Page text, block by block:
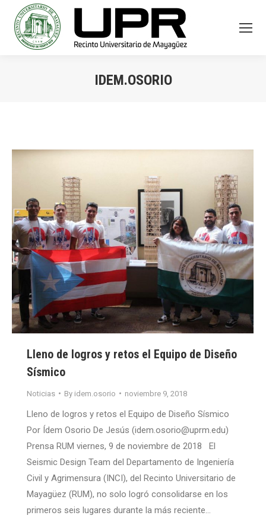
IDEM.OSORIO
Lleno de logros y retos el Equipo de Diseño
Sísmico
Noticias By idem.osorio noviembre 9, 2018
Lleno de logros y retos el Equipo de Diseño Sísmico
Por Ídem Osorio De Jesús (idem.osorio@uprm.edu)
Prensa RUM viernes, 9 de noviembre de 2018 El
Seismic Design Team del Departamento de Ingeniería
Civil y Agrimensura (INCI), del Recinto Universitario de
Mayagüez (RUM), no solo logró consolidarse en los
primeros seis lugares durante la más reciente…